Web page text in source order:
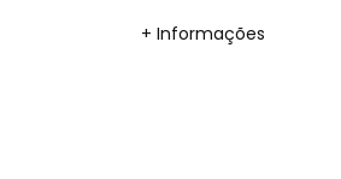
+ Informações